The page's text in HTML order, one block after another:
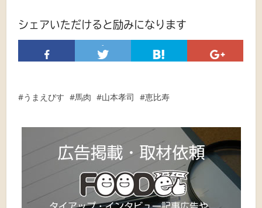
シェアいただけると励みになります
-
うまえびす 馬肉 山本孝司 恵比寿